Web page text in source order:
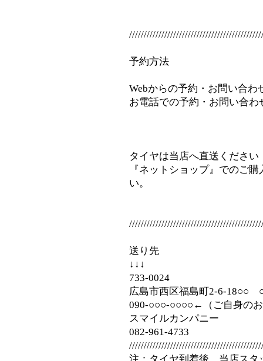
予約方法
Webからの予約・お問い合
お電話での予約・お問い合
タイヤは当店へ直送ください
『ネットショップ』でのご
い。
送り先
↓↓↓
733-0024
広島市西区福島町2-6-18○○
090‐○○○-○○○○←（ご自身の
スマイルカンパニー
082-961-4733